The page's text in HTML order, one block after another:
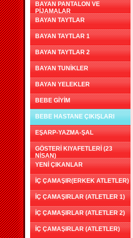
BAYAN PANTALON VE
PİJAMALAR
BAYAN TAYTLAR
BAYAN TAYTLAR 1
BAYAN TAYTLAR 2
BAYAN TUNİKLER
BAYAN YELEKLER
BEBE GİYİM
BEBE HASTANE ÇIKIŞLARI
EŞARP-YAZMA-ŞAL
GÖSTERİ KIYAFETLERİ (23
NİSAN)
YENİ ÇIKANLAR
İÇ ÇAMAŞIR(ERKEK ATLETLER)
İÇ ÇAMAŞIRLAR (ATLETLER 1)
İÇ ÇAMAŞIRLAR (ATLETLER 2)
İÇ ÇAMAŞIRLAR (ATLETLER)